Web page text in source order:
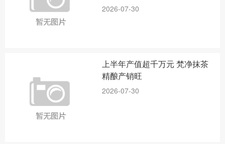
2026-07-30
上半年产值超千万元 梵净抹茶
精酿产销旺
2026-07-30